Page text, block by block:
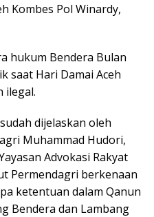
Kombes Pol Winardy,
hukum Bendera Bulan
saat Hari Damai Aceh
ilegal.
dijelaskan oleh
Muhammad Hudori,
Advokasi Rakyat
Permendagri berkenaan
ketentuan dalam Qanun
Bendera dan Lambang